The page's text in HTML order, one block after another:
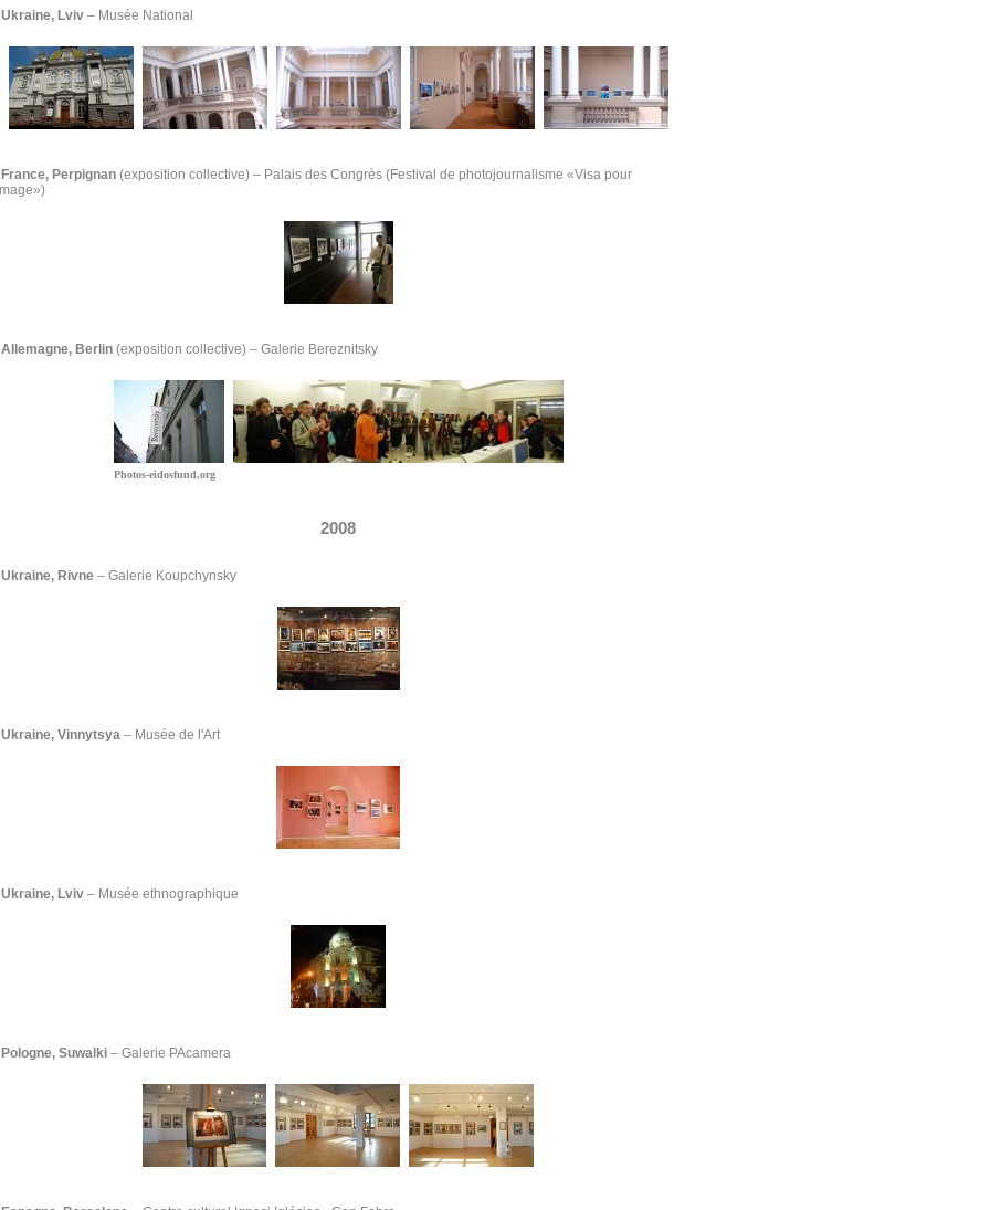
Lviv – Musée National
Perpignan (exposition collective) – Palais des Congrès (Festival de photojournalisme «Visa pour
Berlin (exposition collective) – Galerie Bereznitsky
Photos-eidosfund.org
2008
Ukraine, Rivne – Galerie Koupchynsky
Ukraine, Vinnytsya – Musée de l'Art
Ukraine, Lviv – Musée ethnographique
Suwalki – Galerie PAcamera